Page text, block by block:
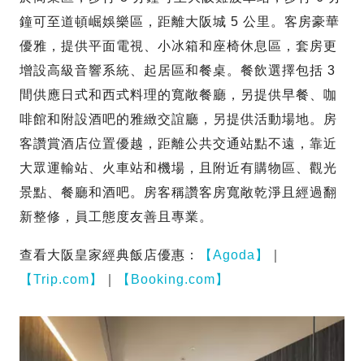
鐘可至道頓崛娛樂區，距離大阪城 5 公里。客房豪華
優雅，提供平面電視、小冰箱和座椅休息區，套房更
增設高級音響系統、起居區和餐桌。餐飲選擇包括 3
間供應日式和西式料理的寬敞餐廳，另提供早餐、咖
啡館和附設酒吧的雅緻交誼廳，另提供活動場地。房
客讚賞酒店位置優越，距離公共交通站點不遠，靠近
大眾運輸站、火車站和機場，且附近有購物區、觀光
景點、餐廳和酒吧。房客稱讚客房寬敞乾淨且經過翻
新整修，員工態度友善且專業。
查看大阪皇家經典飯店優惠： 【Agoda】
【Trip.com】
【Booking.com】